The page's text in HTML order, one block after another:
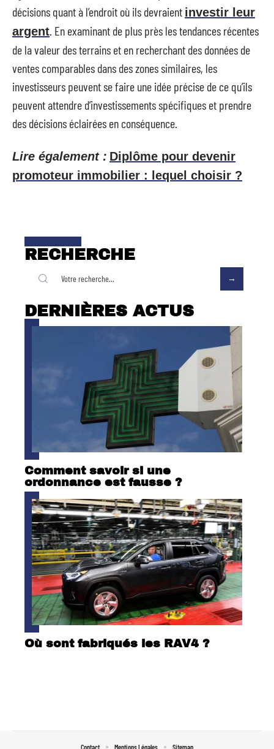
décisions quant à l’endroit où ils devraient investir leur
argent. En examinant de plus près les tendances récentes
de la valeur des terrains et en recherchant des données de
ventes comparables dans des zones similaires, les
investisseurs peuvent se faire une idée précise de ce qu’ils
peuvent attendre d’investissements spécifiques et prendre
des décisions éclairées en conséquence.
Lire également : Diplôme pour devenir
promoteur immobilier : lequel choisir ?
RECHERCHE
DERNIÈRES ACTUS
Comment savoir si une
ordonnance est fausse ?
Où sont fabriqués les RAV4 ?